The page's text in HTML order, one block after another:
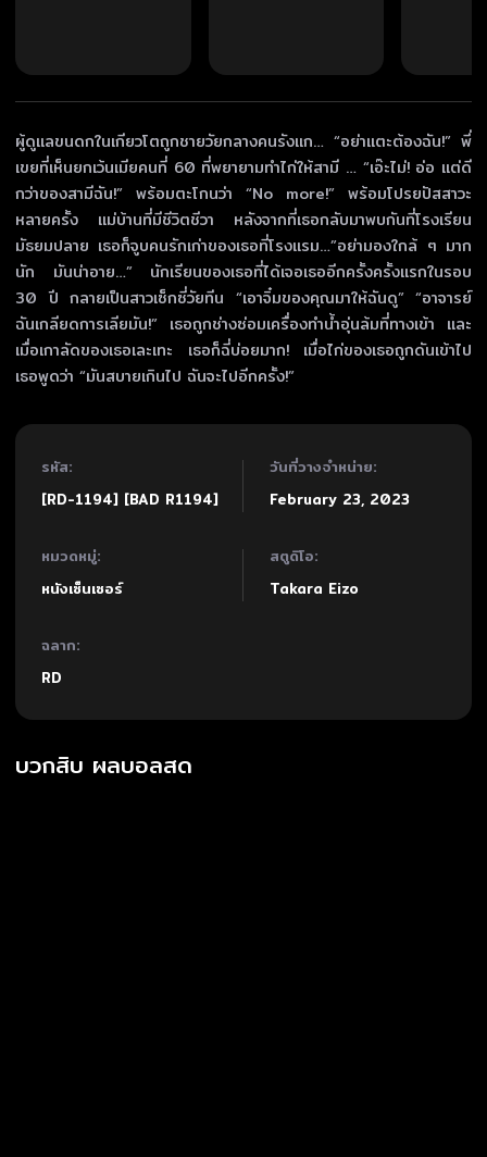
ผู้ดูแลขนดกในเกียวโตถูกชายวัยกลางคนรังแก… “อย่าแตะต้องฉัน!” พี่
เขยที่เห็นยกเว้นเมียคนที่ 60 ที่พยายามทำไก่ให้สามี … “เอ๊ะไม่! อ่อ แต่ดี
กว่าของสามีฉัน!” พร้อมตะโกนว่า “No more!” พร้อมโปรยปัสสาวะ
หลายครั้ง แม่บ้านที่มีชีวิตชีวา หลังจากที่เธอกลับมาพบกันที่โรงเรียน
มัธยมปลาย เธอก็จูบคนรักเก่าของเธอที่โรงแรม…”อย่ามองใกล้ ๆ มาก
นัก มันน่าอาย…” นักเรียนของเธอที่ได้เจอเธออีกครั้งครั้งแรกในรอบ
30 ปี กลายเป็นสาวเซ็กซี่วัยทีน “เอาจิ๋มของคุณมาให้ฉันดู” “อาจารย์
ฉันเกลียดการเลียมัน!” เธอถูกช่างซ่อมเครื่องทำน้ำอุ่นล้มที่ทางเข้า และ
เมื่อเกาลัดของเธอเละเทะ เธอก็ฉี่บ่อยมาก! เมื่อไก่ของเธอถูกดันเข้าไป
เธอพูดว่า “มันสบายเกินไป ฉันจะไปอีกครั้ง!”
รหัส:
[RD-1194] [BAD R1194]
วันที่วางจำหน่าย:
February 23, 2023
หมวดหมู่:
หนังเซ็นเซอร์
สตูดิโอ:
Takara Eizo
ฉลาก:
RD
บวกสิบ ผลบอลสด